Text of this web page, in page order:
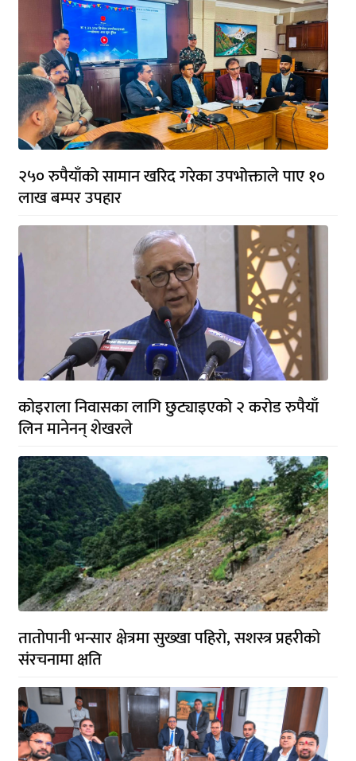
२५० रुपैयाँको सामान खरिद गरेका उपभोक्ताले पाए १०
लाख बम्पर उपहार
कोइराला निवासका लागि छुट्याइएको २ करोड रुपैयाँ
लिन मानेनन् शेखरले
तातोपानी भन्सार क्षेत्रमा सुख्खा पहिरो, सशस्त्र प्रहरीको
संरचनामा क्षति